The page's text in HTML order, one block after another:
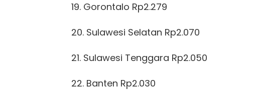
19. Gorontalo Rp2.279
20. Sulawesi Selatan Rp2.070
21. Sulawesi Tenggara Rp2.050
22. Banten Rp2.030